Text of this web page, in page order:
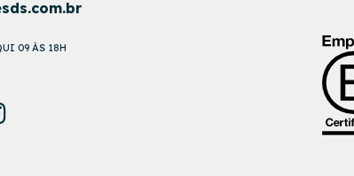
09 ÀS 18H